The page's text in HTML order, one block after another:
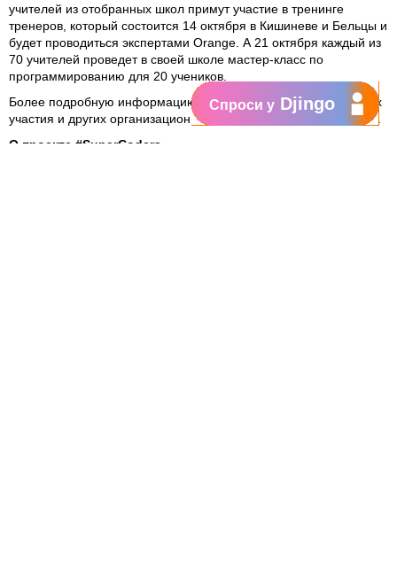
учителей из отобранных школ примут участие в тренинге
тренеров, который состоится 14 октября в Кишиневе и Бельцы и
будет проводиться экспертами Orange. А 21 октября каждый из
70 учителей проведет в своей школе мастер-класс по
программированию для 20 учеников.
Более подробную информацию о правилах проекта, критериях
участия и других организационных деталях можно найти
здесь
О проекте #SuperCoders
Спроси у Djingo